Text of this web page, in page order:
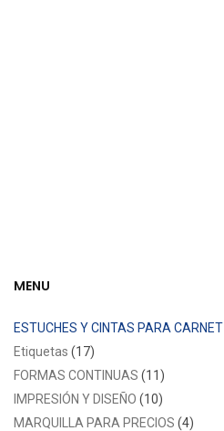
MENU
ESTUCHES Y CINTAS PARA CARNET
Etiquetas (17)
FORMAS CONTINUAS (11)
IMPRESIÓN Y DISEÑO (10)
MARQUILLA PARA PRECIOS (4)